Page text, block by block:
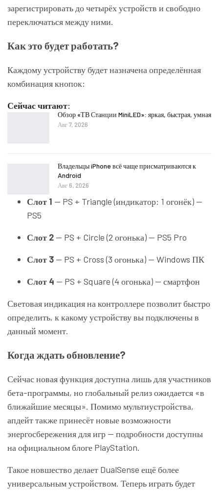
зарегистрировать до четырёх устройств и свободно
переключаться между ними.
Как это будет работать?
Каждому устройству будет назначена определённая
комбинация кнопок:
Сейчас читают:
Обзор «ТВ Станции MiniLED»: яркая, быстрая, умная
Авг 7, 2026
Владельцы iPhone всё чаще присматриваются к
Android
Авг 6, 2026
Слот 1 — PS + Triangle (индикатор: 1 огонёк) —
PS5
Слот 2 — PS + Circle (2 огонька) — PS5 Pro
Слот 3 — PS + Cross (3 огонька) — Windows ПК
Слот 4 — PS + Square (4 огонька) — смартфон
Световая индикация на контроллере позволит быстро
определить, к какому устройству вы подключены в
данный момент.
Когда ждать обновление?
Сейчас новая функция доступна лишь для участников
бета-программы, но глобальный релиз ожидается «в
ближайшие месяцы». Помимо мультиустройства,
апдейт также принесёт новые возможности
энергосбережения для игр — подробности доступны
на официальном блоге PlayStation.
Такое новшество делает DualSense ещё более
универсальным устройством. Теперь играть будет